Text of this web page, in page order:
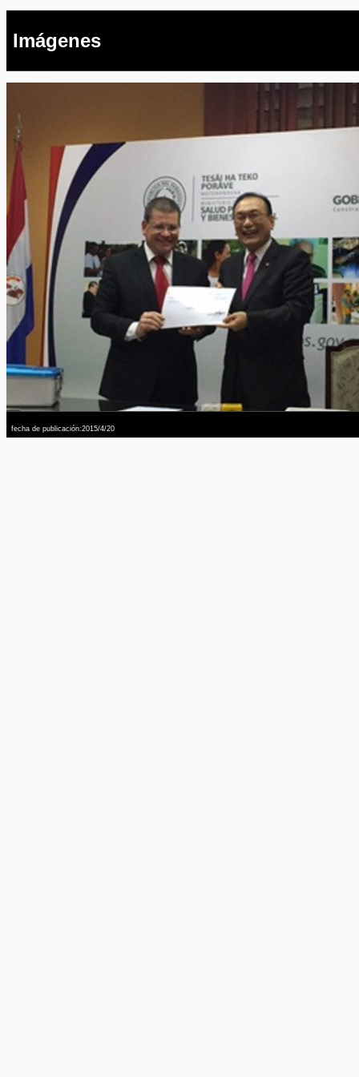
Imágenes
fecha de publicación:2015/4/20